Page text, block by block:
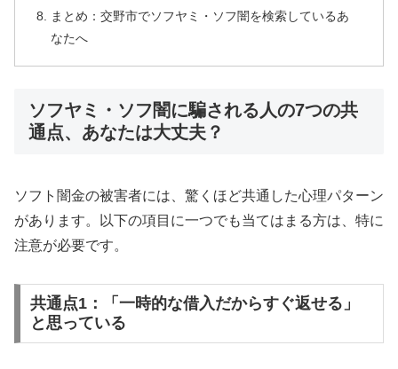
まとめ：交野市でソフヤミ・ソフ闇を検索しているあ
なたへ
ソフヤミ・ソフ闇に騙される人の7つの共
通点、あなたは大丈夫？
ソフト闇金の被害者には、驚くほど共通した心理パターン
があります。以下の項目に一つでも当てはまる方は、特に
注意が必要です。
共通点1：「一時的な借入だからすぐ返せる」
と思っている